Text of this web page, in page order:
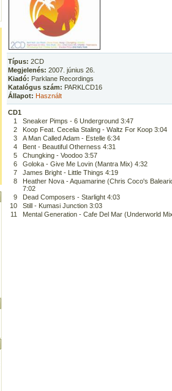
Típus: 2CD
Megjelenés: 2007. június 26.
Kiadó: Parklane Recordings
Katalógus szám: PARKLCD16
Állapot: Használt
CD1
1
Sneaker Pimps - 6 Underground 3:47
2
Koop Feat. Cecelia Staling - Waltz For Koop 3:04
3
A Man Called Adam - Estelle 6:34
4
Bent - Beautiful Otherness 4:31
5
Chungking - Voodoo 3:57
6
Goloka - Give Me Lovin (Mantra Mix) 4:32
7
James Bright - Little Things 4:19
8
Heather Nova - Aquamarine (Chris Coco's
7:02
9
Dead Composers - Starlight 4:03
10
Still - Kumasi Junction 3:03
11
Mental Generation - Cafe Del Mar (Underworld